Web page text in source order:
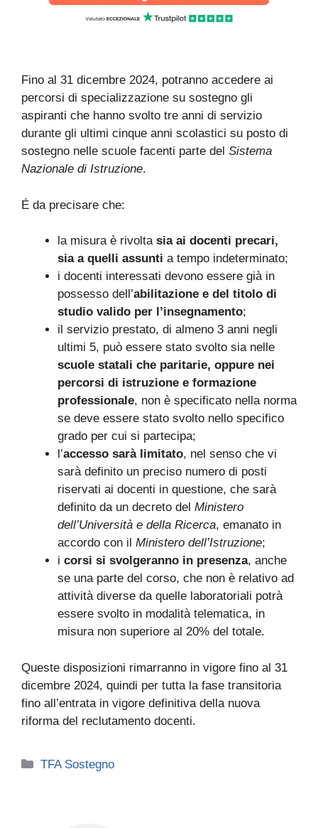
Fino al 31 dicembre 2024, potranno accedere ai
percorsi di specializzazione su sostegno gli
aspiranti che hanno svolto tre anni di servizio
durante gli ultimi cinque anni scolastici su posto di
sostegno nelle scuole facenti parte del Sistema
Nazionale di Istruzione.
É da precisare che:
la misura è rivolta sia ai docenti precari,
sia a quelli assunti a tempo indeterminato;
i docenti interessati devono essere già in
possesso dell’abilitazione e del titolo di
studio valido per l’insegnamento;
il servizio prestato, di almeno 3 anni negli
ultimi 5, può essere stato svolto sia nelle
scuole statali che paritarie, oppure nei
percorsi di istruzione e formazione
professionale, non è specificato nella norma
se deve essere stato svolto nello specifico
grado per cui si partecipa;
l’accesso sarà limitato, nel senso che vi
sarà definito un preciso numero di posti
riservati ai docenti in questione, che sarà
definito da un decreto del Ministero
dell’Università e della Ricerca, emanato in
accordo con il Ministero dell’Istruzione;
i corsi si svolgeranno in presenza, anche
se una parte del corso, che non è relativo ad
attività diverse da quelle laboratoriali potrà
essere svolto in modalità telematica, in
misura non superiore al 20% del totale.
Queste disposizioni rimarranno in vigore fino al 31
dicembre 2024, quindi per tutta la fase transitoria
fino all’entrata in vigore definitiva della nuova
riforma del reclutamento docenti.
Categorie
TFA Sostegno